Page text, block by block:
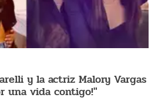
y la actriz Malory Vargas
una vida contigo!"